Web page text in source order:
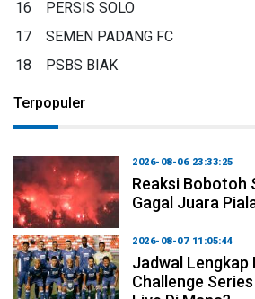
16
PERSIS SOLO
17
SEMEN PADANG FC
18
PSBS BIAK
Terpopuler
2026-08-06 23:33:25
Reaksi Bobotoh
Gagal Juara
2026-08-07 11:05:44
Jadwal Lengkap
Challenge